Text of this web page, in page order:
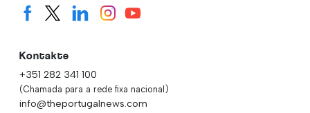
Kontakte
+351 282 341 100
(Chamada para a rede fixa nacional)
info@theportugalnews.com